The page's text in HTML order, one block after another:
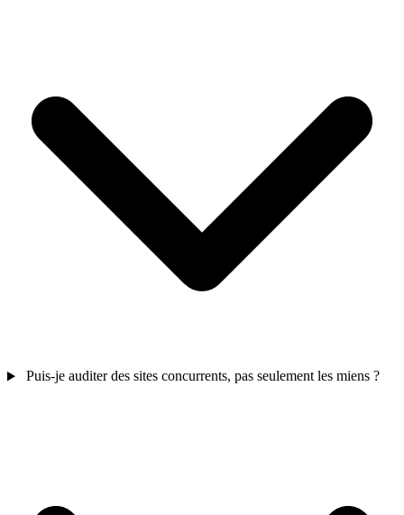
Puis-je auditer des sites concurrents, pas seulement les miens ?